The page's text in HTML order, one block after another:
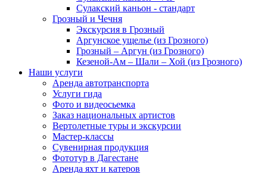
Сулакский каньон - стандарт
Грозный и Чечня
Экскурсия в Грозный
Аргунское ущелье (из Грозного)
Грозный – Аргун (из Грозного)
Кезеной-Ам – Шали – Хой (из Грозного)
Наши услуги
Аренда автотранспорта
Услуги гида
Фото и видеосьемка
Заказ национальных артистов
Вертолетные туры и экскурсии
Мастер-классы
Сувенирная продукция
Фототур в Дагестане
Аренда яхт и катеров